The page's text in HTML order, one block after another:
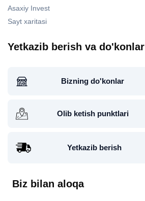
Asaxiy Invest
Sayt xaritasi
Yetkazib berish va do'konlar
Bizning do'konlar
Olib ketish punktlari
Yetkazib berish
Biz bilan aloqa